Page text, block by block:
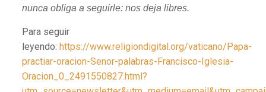
nunca obliga a seguirle: nos deja libres.
Para seguir
leyendo: https://www.religiondigital.org/vaticano/Papa-
practiar-oracion-Senor-palabras-Francisco-Iglesia-
Oracion_0_2491550827.html?